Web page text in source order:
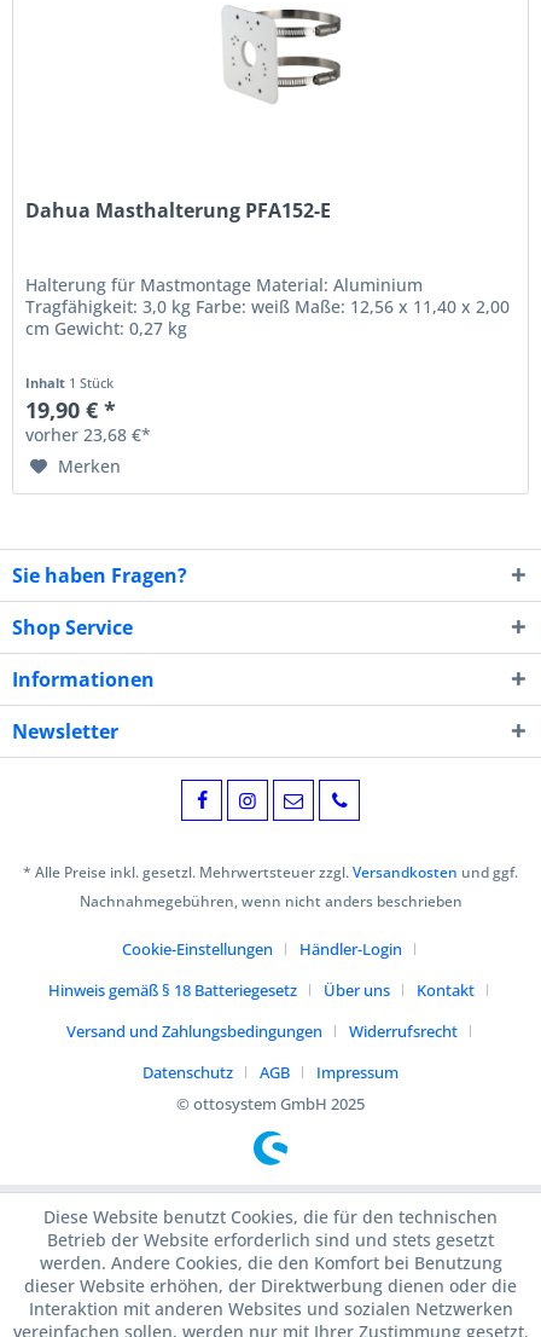
Dahua Masthalterung PFA152-E
Halterung für Mastmontage Material: Aluminium
Tragfähigkeit: 3,0 kg Farbe: weiß Maße: 12,56 x 11,40 x 2,00
cm Gewicht: 0,27 kg
Inhalt 1 Stück
19,90 € *
vorher 23,68 €*
Merken
Sie haben Fragen?
Shop Service
Informationen
Newsletter
* Alle Preise inkl. gesetzl. Mehrwertsteuer zzgl.Versandkosten und ggf.
Nachnahmegebühren, wenn nicht anders beschrieben
Cookie-Einstellungen
Händler-Login
Hinweis gemäß § 18 Batteriegesetz
Über uns
Kontakt
Versand und Zahlungsbedingungen
Widerrufsrecht
Datenschutz
AGB
Impressum
© ottosystem GmbH 2025
Diese Website benutzt Cookies, die für den technischen
Betrieb der Website erforderlich sind und stets gesetzt
werden. Andere Cookies, die den Komfort bei Benutzung
dieser Website erhöhen, der Direktwerbung dienen oder die
Interaktion mit anderen Websites und sozialen Netzwerken
vereinfachen sollen, werden nur mit Ihrer Zustimmung gesetzt.